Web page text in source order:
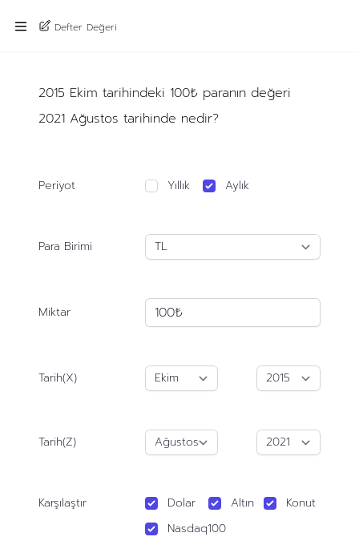
Defter Değeri
2015 Ekim tarihindeki 100₺ paranın değeri
2021 Ağustos tarihinde nedir?
Periyot Yıllık Aylık
Para Birimi
Miktar
Tarih(X)
Tarih(Z)
Karşılaştır Dolar Altın
Konut
Nasdaq100